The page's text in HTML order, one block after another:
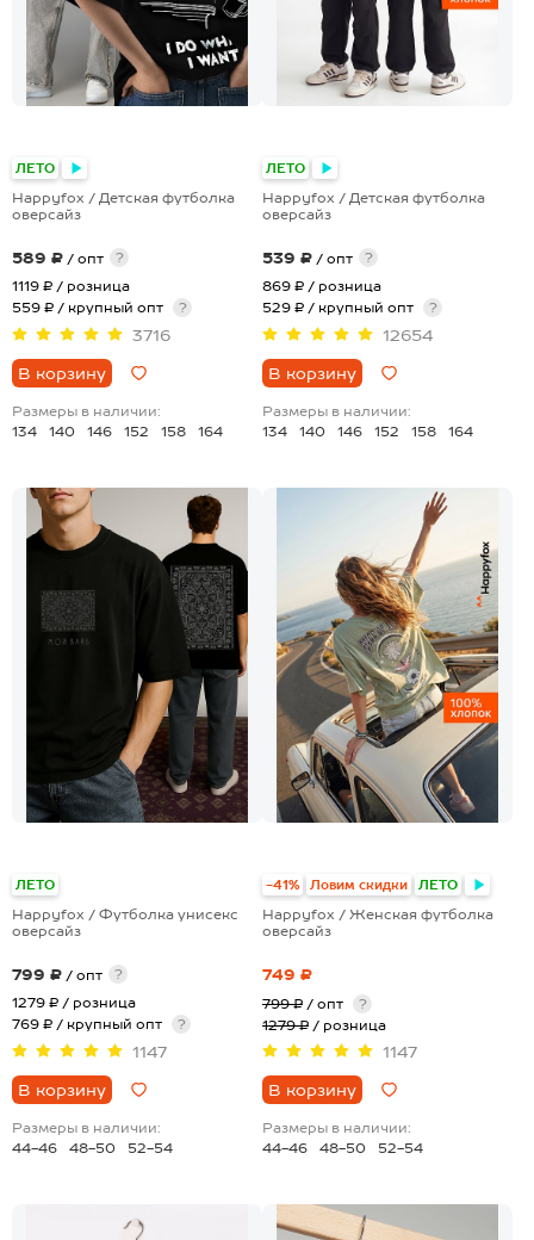
ЛЕТО
Happyfox / Детская футболка
оверсайз
589 ₽ / опт
?
1119 ₽ / розница
559 ₽ / крупный опт
?
3716
В корзину
Размеры в наличии:
134
140 146 152 158 164
ЛЕТО
Happyfox / Детская футболка
оверсайз
539 ₽ / опт
?
869 ₽ / розница
529 ₽ / крупный опт
?
12654
В корзину
Размеры в наличии:
134
140 146 152 158 164
ЛЕТО
Happyfox / Футболка унисекс
оверсайз
799 ₽ / опт
?
1279 ₽ / розница
769 ₽ / крупный опт
?
1147
В корзину
Размеры в наличии:
44-46
48-50 52-54
-41% Ловим скидки ЛЕТО
Happyfox / Женская футболка
оверсайз
749 ₽
799 ₽ / опт
?
1279 ₽ / розница
1147
В корзину
Размеры в наличии:
44-46
48-50 52-54